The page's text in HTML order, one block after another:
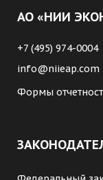
АО «НИИ
+7 (495) 974-0004
info@niieap.com
Формы